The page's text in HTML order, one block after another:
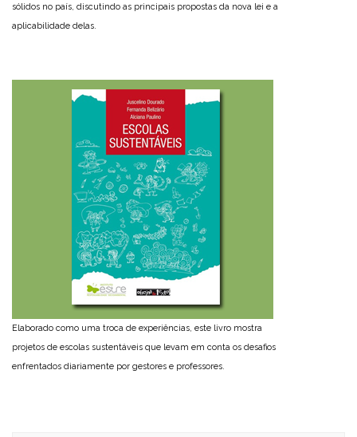
sólidos no país, discutindo as principais propostas da nova lei e a
aplicabilidade delas.
Elaborado como uma troca de experiências, este livro mostra
projetos de escolas sustentáveis que levam em conta os desafios
enfrentados diariamente por gestores e professores.